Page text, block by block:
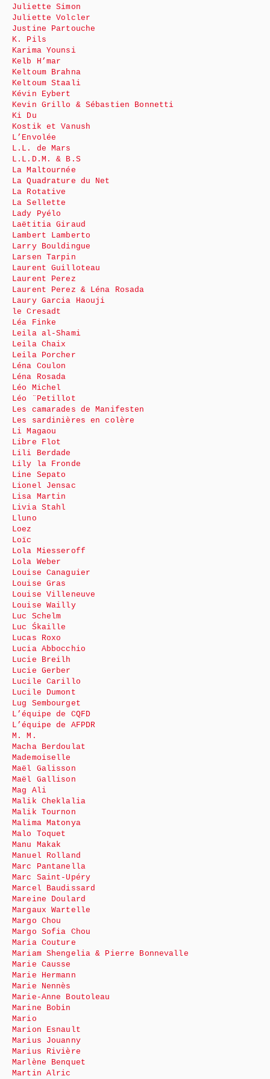
Juliette Simon
Juliette Volcler
Justine Partouche
K. Pils
Karima Younsi
Kelb H’mar
Keltoum Brahna
Keltoum Staali
Kévin Eybert
Kevin Grillo & Sébastien Bonnetti
Ki Du
Kostik et Vanush
L’Envolée
L.L. de Mars
L.L.D.M. & B.S
La Maltournée
La Quadrature du Net
La Rotative
La Sellette
Lady Pyélo
Laëtitia Giraud
Lambert Lamberto
Larry Bouldingue
Larsen Tarpin
Laurent Guilloteau
Laurent Perez
Laurent Perez & Léna Rosada
Laury Garcia Haouji
le Cresadt
Léa Finke
Leila al-Shami
Leila Chaix
Leila Porcher
Léna Coulon
Léna Rosada
Léo Michel
Léo ¨Petillot
Les camarades de Manifesten
Les sardinières en colère
Li Magaou
Libre Flot
Lili Berdade
Lily la Fronde
Line Sepato
Lionel Jensac
Lisa Martin
Livia Stahl
Lluno
Loez
Loïc
Lola Miesseroff
Lola Weber
Louise Canaguier
Louise Gras
Louise Villeneuve
Louise Wailly
Luc Schelm
Luc Śkaille
Lucas Roxo
Lucia Abbocchio
Lucie Breilh
Lucie Gerber
Lucile Carillo
Lucile Dumont
Lug Sembourget
L’équipe de CQFD
L’équipe de AFPDR
M. M.
Macha Berdoulat
Mademoiselle
Maël Galisson
Maël Gallison
Mag Ali
Malik Cheklalia
Malik Tournon
Malima Matonya
Malo Toquet
Manu Makak
Manuel Rolland
Marc Pantanella
Marc Saint-Upéry
Marcel Baudissard
Mareine Doulard
Margaux Wartelle
Margo Chou
Margo Sofia Chou
Maria Couture
Mariam Shengelia & Pierre Bonnevalle
Marie Causse
Marie Hermann
Marie Nennès
Marie-Anne Boutoleau
Marine Bobin
Mario
Marion Esnault
Marius Jouanny
Marius Rivière
Marlène Benquet
Martin Alric